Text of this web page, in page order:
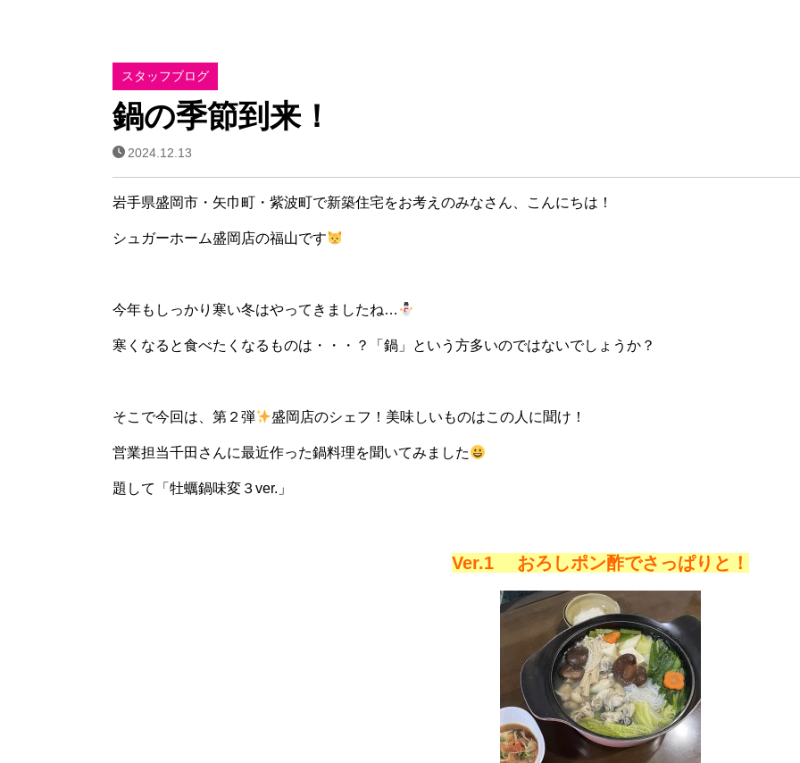
スタッフブログ
鍋の季節到来！
2024.12.13
岩手県盛岡市・矢巾町・紫波町で新築住宅をお考えのみなさん、こんにちは！
シュガーホーム盛岡店の福山です
今年もしっかり寒い冬はやってきましたね…
寒くなると食べたくなるものは・・・？「鍋」という方多いのではないでしょうか？
そこで今回は、第２弾 盛岡店のシェフ！美味しいものはこの人に聞け！
営業担当千田さんに最近作った鍋料理を聞いてみました
題して「牡蠣鍋味変３ver.」
Ver.1 おろしポン酢でさっぱりと！